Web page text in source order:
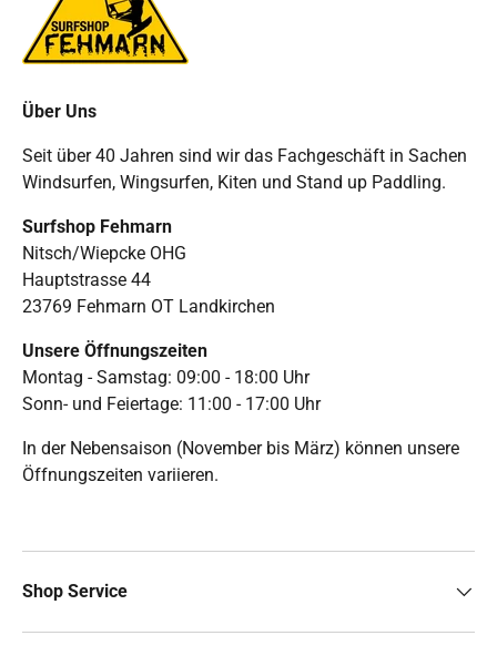
Über Uns
Seit über 40 Jahren sind wir das Fachgeschäft in Sachen
Windsurfen, Wingsurfen, Kiten und Stand up Paddling.
Surfshop Fehmarn
Nitsch/Wiepcke OHG
Hauptstrasse 44
23769 Fehmarn OT Landkirchen
Unsere Öffnungszeiten
Montag - Samstag: 09:00 - 18:00 Uhr
Sonn- und Feiertage: 11:00 - 17:00 Uhr
In der Nebensaison (November bis März) können unsere
Öffnungszeiten variieren.
Shop Service